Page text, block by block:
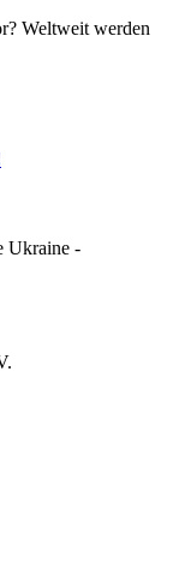
Weltweit werden
Ukraine -